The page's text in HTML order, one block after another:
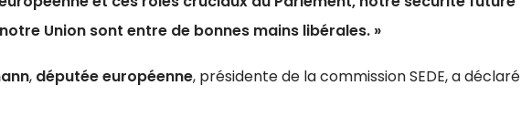
Union sont entre de bonnes mains libérales. »
, députée européenne, présidente de la commission SEDE, a déclaré